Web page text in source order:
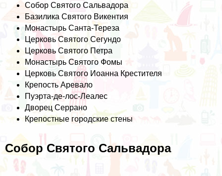
Собор Святого Сальвадора
Базилика Святого Викентия
Монастырь Санта-Тереза
Церковь Святого Сегундо
Церковь Святого Петра
Монастырь Святого Фомы
Церковь Святого Иоанна Крестителя
Крепость Аревало
Пуэрта-де-лос-Леалес
Дворец Серрано
Крепостные городские стены
Собор Святого Сальвадора